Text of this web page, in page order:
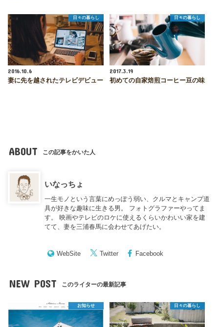
日々の暮らし
2016.10.6
妻に先を越されたテレビデビュー
日々の暮らし
2017.3.19
初めての自家焙煎コーヒー豆の味
ABOUT この記事をかいた人
いなっちょ
一生モノという言葉にめっぽう弱い、クルマとキャンプ道
具が好きな趣味に生きる男。 フォトグラファーやってま
す。 映画やテレビのロケに使えるくらいかわいい家を建
てて、妻を三浦春馬に会わせてあげたい。
WebSite Twitter Facebook
NEW POST このライターの最新記事
お知らせ 日々の暮らし